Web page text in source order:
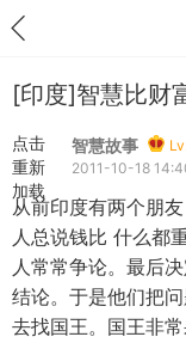
[印度]智慧比财
点击
重新
加载
智慧故事
2011-10-18
从前印度有两个朋
人总说钱比 什么都
人常常争论。最后
结论。于是他们把
去找国王。国王非